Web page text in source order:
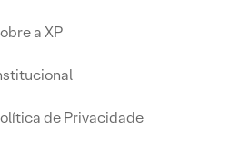
a XP
de Privacidade